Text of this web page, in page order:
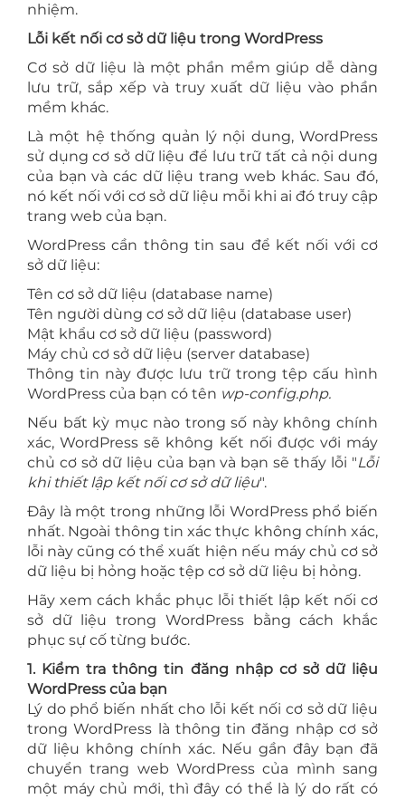
nhiệm.
Lỗi kết nối cơ sở dữ liệu trong WordPress
Cơ sở dữ liệu là một phần mềm giúp dễ dàng
lưu trữ, sắp xếp và truy xuất dữ liệu vào phần
mềm khác.
Là một hệ thống quản lý nội dung, WordPress
sử dụng cơ sở dữ liệu để lưu trữ tất cả nội dung
của bạn và các dữ liệu trang web khác. Sau đó,
nó kết nối với cơ sở dữ liệu mỗi khi ai đó truy cập
trang web của bạn.
WordPress cần thông tin sau để kết nối với cơ
sở dữ liệu:
Tên cơ sở dữ liệu (database name)
Tên người dùng cơ sở dữ liệu (database user)
Mật khẩu cơ sở dữ liệu (password)
Máy chủ cơ sở dữ liệu (server database)
Thông tin này được lưu trữ trong tệp cấu hình
WordPress của bạn có tên wp-config.php.
Nếu bất kỳ mục nào trong số này không chính
xác, WordPress sẽ không kết nối được với máy
chủ cơ sở dữ liệu của bạn và bạn sẽ thấy lỗi "Lỗi
khi thiết lập kết nối cơ sở dữ liệu".
Đây là một trong những lỗi WordPress phổ biến
nhất. Ngoài thông tin xác thực không chính xác,
lỗi này cũng có thể xuất hiện nếu máy chủ cơ sở
dữ liệu bị hỏng hoặc tệp cơ sở dữ liệu bị hỏng.
Hãy xem cách khắc phục lỗi thiết lập kết nối cơ
sở dữ liệu trong WordPress bằng cách khắc
phục sự cố từng bước.
1. Kiểm tra thông tin đăng nhập cơ sở dữ liệu
WordPress của bạn
Lý do phổ biến nhất cho lỗi kết nối cơ sở dữ liệu
trong WordPress là thông tin đăng nhập cơ sở
dữ liệu không chính xác. Nếu gần đây bạn đã
chuyển trang web WordPress của mình sang
một máy chủ mới, thì đây có thể là lý do rất có